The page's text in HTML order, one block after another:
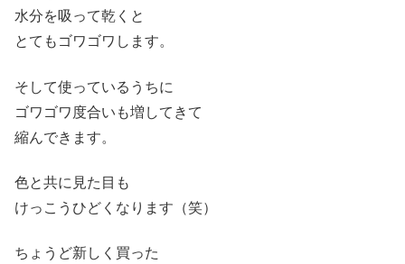
水分を吸って乾くと
とてもゴワゴワします。
そして使っているうちに
ゴワゴワ度合いも増してきて
縮んできます。
色と共に見た目も
けっこうひどくなります（笑）
ちょうど新しく買った